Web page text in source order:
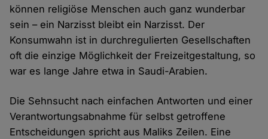
können religiöse Menschen auch ganz wunderbar
sein – ein Narzisst bleibt ein Narzisst. Der
Konsumwahn ist in durchregulierten Gesellschaften
oft die einzige Möglichkeit der Freizeitgestaltung, so
war es lange Jahre etwa in Saudi-Arabien.
Die Sehnsucht nach einfachen Antworten und einer
Verantwortungsabnahme für selbst getroffene
Entscheidungen spricht aus Maliks Zeilen. Eine